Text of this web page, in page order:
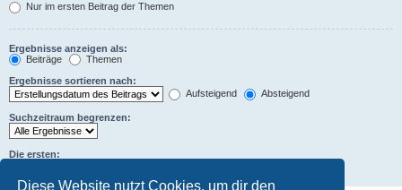
Diese Website nutzt Cookies, um dir den
Nur im ersten Beitrag der Themen
Ergebnisse anzeigen als:
Beiträge
Themen
Ergebnisse sortieren nach:
Aufsteigend
Absteigend
Suchzeitraum begrenzen:
Die ersten: